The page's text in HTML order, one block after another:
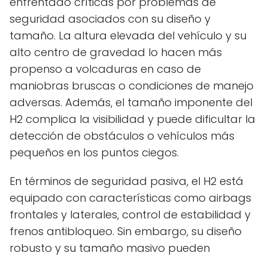
seguridad asociados con su diseño y
tamaño. La altura elevada del vehículo y su
alto centro de gravedad lo hacen más
propenso a volcaduras en caso de
maniobras bruscas o condiciones de manejo
adversas. Además, el tamaño imponente del
H2 complica la visibilidad y puede dificultar la
detección de obstáculos o vehículos más
pequeños en los puntos ciegos.
En términos de seguridad pasiva, el H2 está
equipado con características como airbags
frontales y laterales, control de estabilidad y
frenos antibloqueo. Sin embargo, su diseño
robusto y su tamaño masivo pueden